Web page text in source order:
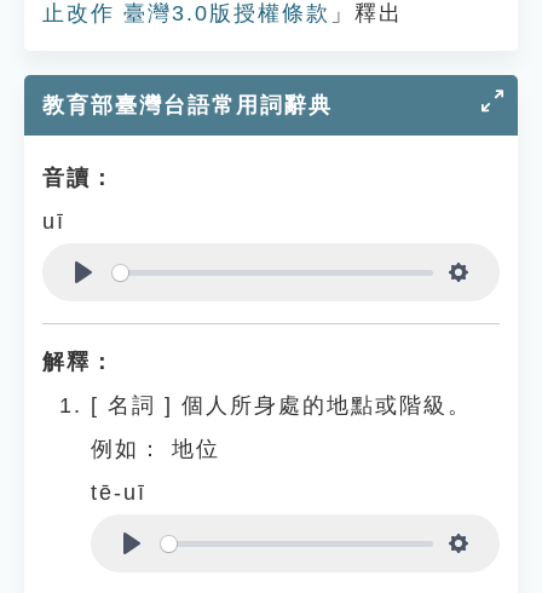
止改作 臺灣3.0版授權條款 」釋出
教育部臺灣台語常用詞辭典
音讀：
uī
解釋：
[ 名詞 ] 個人所身處的地點或階級。
例如：
地位
tē-uī